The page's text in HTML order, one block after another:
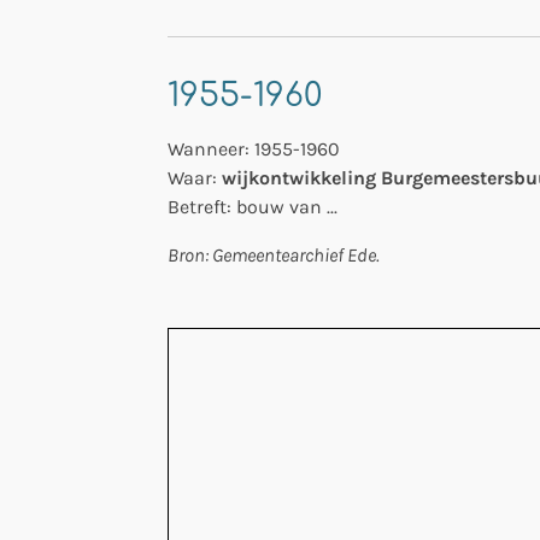
1955-1960
Wanneer: 1955-1960
Waar: wijkontwikkeling
Betreft: bouw van ...
Bron: Gemeentearchief Ede.